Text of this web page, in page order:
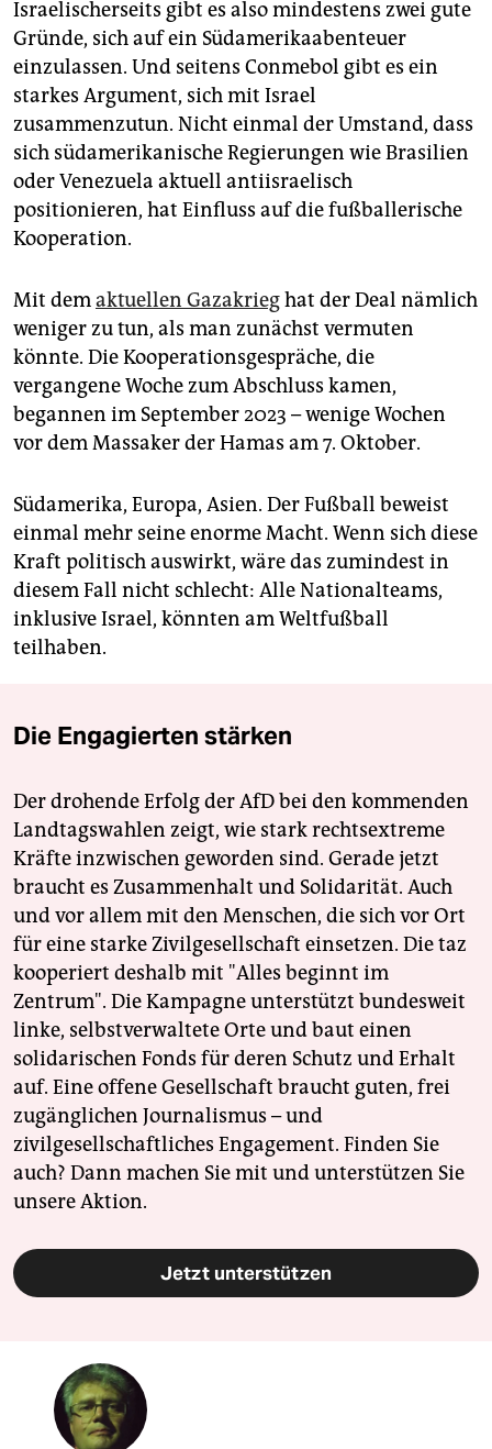
Israelischerseits gibt es also mindestens zwei gute
Gründe, sich auf ein Südamerikaabenteuer
einzulassen. Und seitens Conmebol gibt es ein
starkes Argument, sich mit Israel
zusammenzutun. Nicht einmal der Umstand, dass
sich südamerikanische Regierungen wie Brasilien
oder Venezuela aktuell antiisraelisch
positionieren, hat Einfluss auf die fußballerische
Kooperation.
Mit demaktuellen Gazakrieghat der Deal nämlich
weniger zu tun, als man zunächst vermuten
könnte. Die Kooperationsgespräche, die
vergangene Woche zum Abschluss kamen,
begannen im September 2023 – wenige Wochen
vor dem Massaker der Hamas am 7. ­Oktober.
Südamerika, Europa, Asien. Der Fußball beweist
einmal mehr seine enorme Macht. Wenn sich diese
Kraft politisch auswirkt, wäre das zumindest in
diesem Fall nicht schlecht: Alle Nationalteams,
inklusive Israel, könnten am Weltfußball
teilhaben.
Die Engagierten stärken
Der drohende Erfolg der AfD bei den kommenden
Landtagswahlen zeigt, wie stark rechtsextreme
Kräfte inzwischen geworden sind. Gerade jetzt
braucht es Zusammenhalt und Solidarität. Auch
und vor allem mit den Menschen, die sich vor Ort
für eine starke Zivilgesellschaft einsetzen. Die taz
kooperiert deshalb mit "Alles beginnt im
Zentrum". Die Kampagne unterstützt bundesweit
linke, selbstverwaltete Orte und baut einen
solidarischen Fonds für deren Schutz und Erhalt
auf. Eine offene Gesellschaft braucht guten, frei
zugänglichen Journalismus – und
zivilgesellschaftliches Engagement. Finden Sie
auch? Dann machen Sie mit und unterstützen Sie
unsere Aktion.
Jetzt unterstützen